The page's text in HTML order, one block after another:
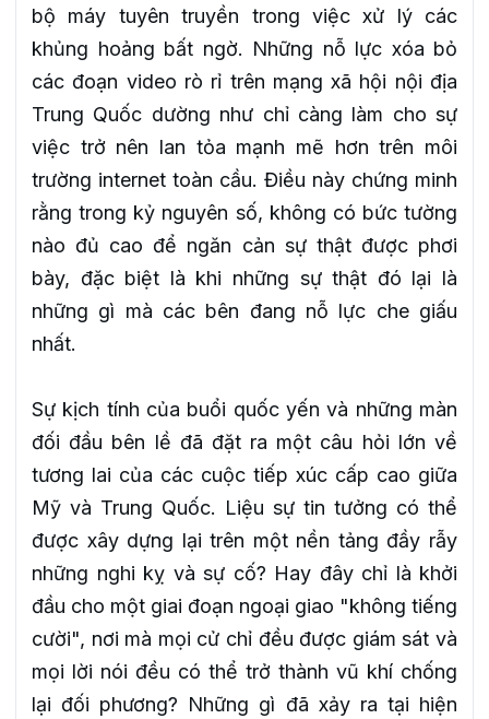
bộ máy tuyên truyền trong việc xử lý các
khủng hoảng bất ngờ. Những nỗ lực xóa bỏ
các đoạn video rò rỉ trên mạng xã hội nội địa
Trung Quốc dường như chỉ càng làm cho sự
việc trở nên lan tỏa mạnh mẽ hơn trên môi
trường internet toàn cầu. Điều này chứng minh
rằng trong kỷ nguyên số, không có bức tường
nào đủ cao để ngăn cản sự thật được phơi
bày, đặc biệt là khi những sự thật đó lại là
những gì mà các bên đang nỗ lực che giấu
nhất.
Sự kịch tính của buổi quốc yến và những màn
đối đầu bên lề đã đặt ra một câu hỏi lớn về
tương lai của các cuộc tiếp xúc cấp cao giữa
Mỹ và Trung Quốc. Liệu sự tin tưởng có thể
được xây dựng lại trên một nền tảng đầy rẫy
những nghi kỵ và sự cố? Hay đây chỉ là khởi
đầu cho một giai đoạn ngoại giao "không tiếng
cười", nơi mà mọi cử chỉ đều được giám sát và
mọi lời nói đều có thể trở thành vũ khí chống
lại đối phương? Những gì đã xảy ra tại hiện